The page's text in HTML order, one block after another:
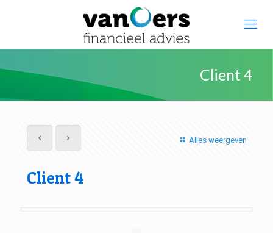
Client 4
Alles weergeven
Client 4